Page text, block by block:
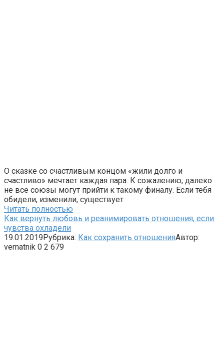
О сказке со счастливым концом «жили долго и
счастливо» мечтает каждая пара. К сожалению, далеко
не все союзы могут прийти к такому финалу. Если тебя
обидели, изменили, существует
Читать полностью
Как вернуть любовь и реанимировать отношения, если
чувства охладели
19.01.2019Рубрика: Как сохранить отношенияАвтор:
vernatnik 0 2 679